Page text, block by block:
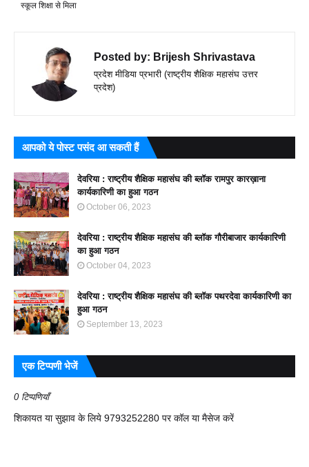
स्कूल शिक्षा से मिला
Posted by: Brijesh Shrivastava
प्रदेश मीडिया प्रभारी (राष्ट्रीय शैक्षिक महासंघ उत्तर
प्रदेश)
आपको ये पोस्ट पसंद आ सकती हैं
देवरिया : राष्ट्रीय शैक्षिक महासंघ की ब्लॉक रामपुर कारख़ाना
कार्यकारिणी का हुआ गठन
October 06, 2023
देवरिया : राष्ट्रीय शैक्षिक महासंघ की ब्लॉक गौरीबाजार कार्यकारिणी
का हुआ गठन
October 04, 2023
देवरिया : राष्ट्रीय शैक्षिक महासंघ की ब्लॉक पथरदेवा कार्यकारिणी का
हुआ गठन
September 13, 2023
एक टिप्पणी भेजें
0 टिप्पणियाँ
शिकायत या सुझाव के लिये 9793252280 पर कॉल या मैसेज करें